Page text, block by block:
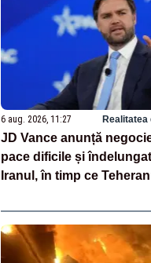
6 aug. 2026, 11:27 Realitatea
JD Vance anunță
pace dificile și
Iranul, în timp ce
SUA